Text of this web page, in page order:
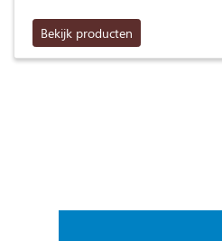
Bekijk producten